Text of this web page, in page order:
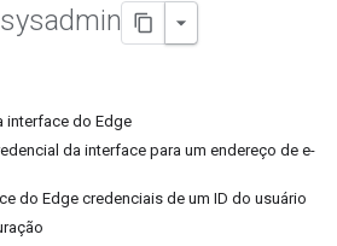
interface do Edge
da interface para um endereço de e-
do Edge credenciais de um ID do usuário